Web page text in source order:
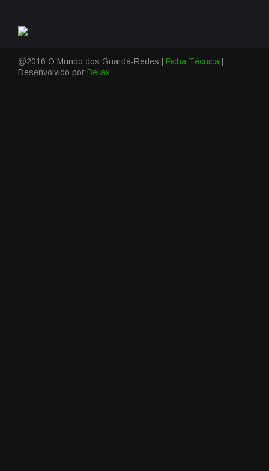
@2016 O Mundo dos Guarda-Redes | Ficha Técnica
Desenvolvido por Bellax